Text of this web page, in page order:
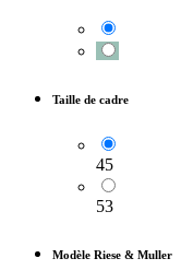
Taille de cadre
45
53
Modèle Riese & Muller